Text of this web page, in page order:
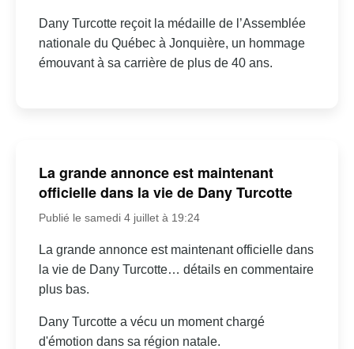
Dany Turcotte reçoit la médaille de l’Assemblée
nationale du Québec à Jonquière, un hommage
émouvant à sa carrière de plus de 40 ans.
La grande annonce est maintenant
officielle dans la vie de Dany Turcotte
Publié le samedi 4 juillet à 19:24
La grande annonce est maintenant officielle dans
la vie de Dany Turcotte… détails en commentaire
plus bas.
Dany Turcotte a vécu un moment chargé
d'émotion dans sa région natale.